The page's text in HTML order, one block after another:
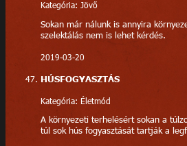
Kategória: Jövő
Sokan már nálunk is annyira
szelektálás nem is lehet kérdés.
2019-03-20
HÚSFOGYASZTÁS
Kategória: Életmód
A környezeti terhelésért sokan a
túl sok hús fogyasztását tartják a